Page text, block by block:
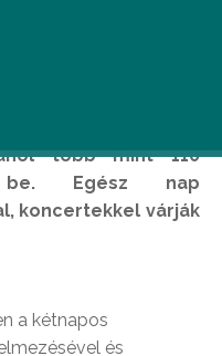
több mint 110
be. Egész nap
koncertekkel várják
a kétnapos
és